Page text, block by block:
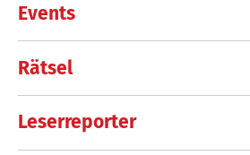
Events
Rätsel
Leserreporter